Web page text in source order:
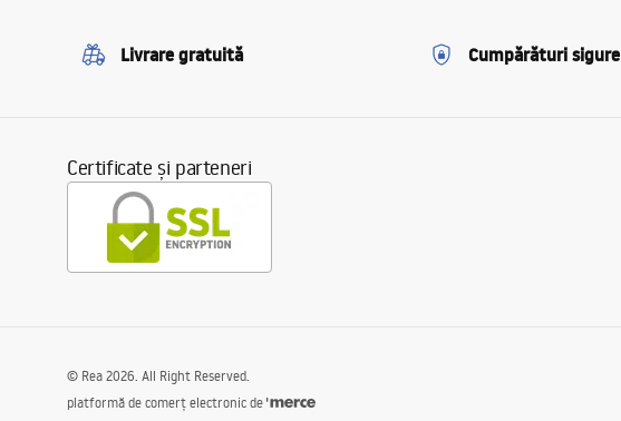
Livrare gratuită Cumpărături sigure
Certificate și parteneri
© Rea 2026. All Right Reserved.
platformă de comerț electronic de